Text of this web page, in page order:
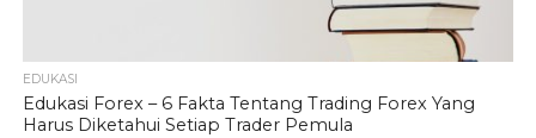
EDUKASI
Edukasi Forex – 6 Fakta Tentang Trading Forex Yang
Harus Diketahui Setiap Trader Pemula